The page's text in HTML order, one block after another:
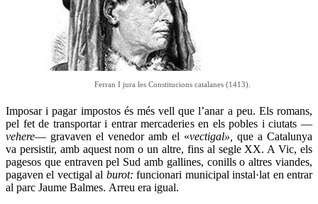
Ferran I jura les Constitucions catalanes (1413).
Imposar i pagar impostos és més vell que l’anar a peu. Els romans,
pel fet de transportar i entrar mercaderies en els pobles i ciutats —
vehere— gravaven el venedor amb el «vectigal»,
que a Catalunya
va persistir, amb aquest nom o un altre, fins al segle XX. A Vic, els
pagesos que entraven pel Sud amb gallines, conills o altres viandes,
pagaven el vectigal al burot:funcionari municipal instal·lat en entrar
al parc Jaume Balmes. Arreu era igual.